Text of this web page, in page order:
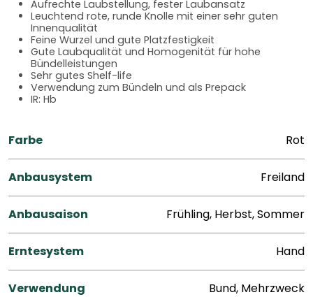
Aufrechte Laubstellung, fester Laubansatz
Leuchtend rote, runde Knolle mit einer sehr guten
Innenqualität
Feine Wurzel und gute Platzfestigkeit
Gute Laubqualität und Homogenität für hohe
Bündelleistungen
Sehr gutes Shelf-life
Verwendung zum Bündeln und als Prepack
IR: Hb
Farbe Rot
Anbausystem Freiland
Anbausaison Frühling, Herbst, Sommer
Erntesystem Hand
Verwendung Bund, Mehrzweck